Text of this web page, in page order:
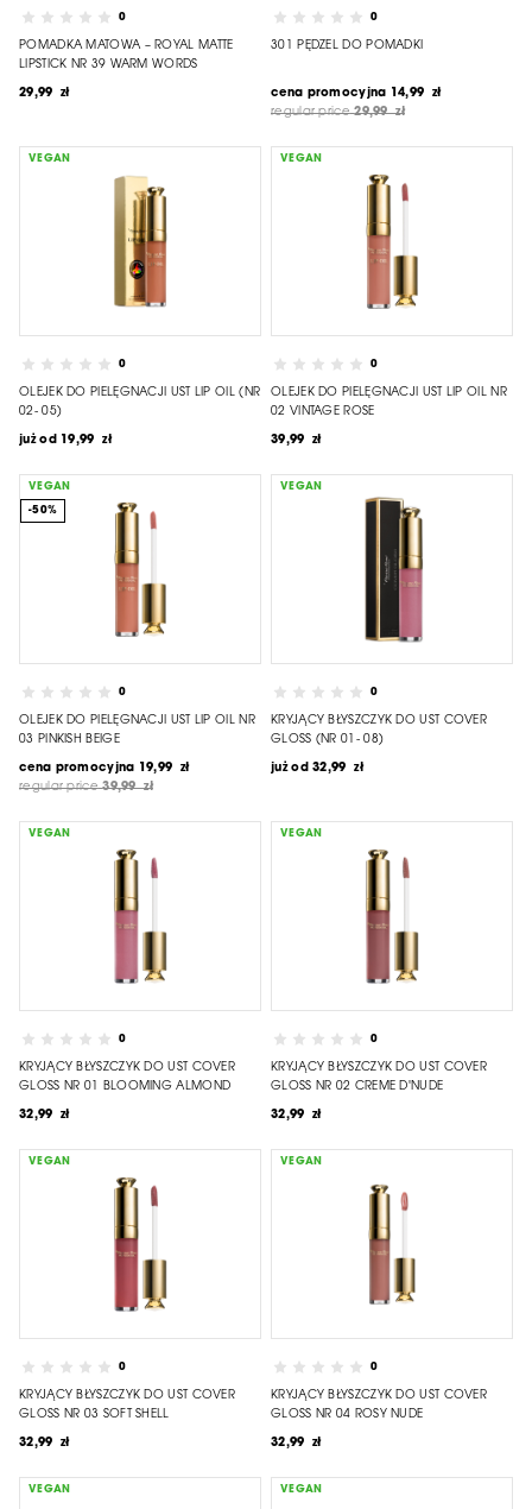
0
POMADKA MATOWA – ROYAL MATTE
LIPSTICK NR 39 WARM WORDS
29,99 zł
0
301 PĘDZEL DO POMADKI
cena promocyjna
14,99 zł
regular price 29,99 zł
VEGAN
0
OLEJEK DO PIELĘGNACJI UST LIP OIL (NR
02- 05)
już od 19,99 zł
VEGAN
0
OLEJEK DO PIELĘGNACJI UST LIP OIL NR
02 VINTAGE ROSE
39,99 zł
VEGAN
-50%
0
OLEJEK DO PIELĘGNACJI UST LIP OIL NR
03 PINKISH BEIGE
cena promocyjna
19,99 zł
regular price 39,99 zł
VEGAN
0
KRYJĄCY BŁYSZCZYK DO UST COVER
GLOSS (NR 01- 08)
już od 32,99 zł
VEGAN
0
KRYJĄCY BŁYSZCZYK DO UST COVER
GLOSS NR 01 BLOOMING ALMOND
32,99 zł
VEGAN
0
KRYJĄCY BŁYSZCZYK DO UST COVER
GLOSS NR 02 CREME D'NUDE
32,99 zł
VEGAN
0
KRYJĄCY BŁYSZCZYK DO UST COVER
GLOSS NR 03 SOFT SHELL
32,99 zł
VEGAN
0
KRYJĄCY BŁYSZCZYK DO UST COVER
GLOSS NR 04 ROSY NUDE
32,99 zł
VEGAN VEGAN